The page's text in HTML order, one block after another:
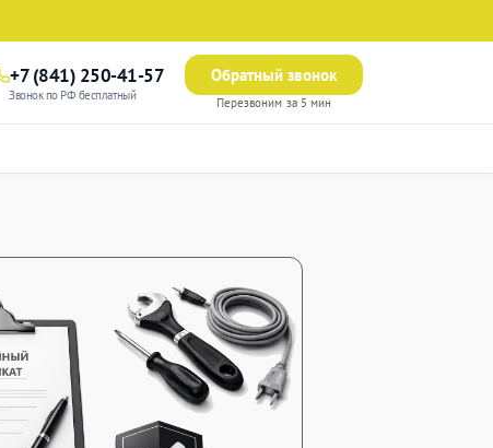
+7 (841) 250-41-57
Звонок по РФ бесплатный
Обратный звонок
Перезвоним за 5 мин